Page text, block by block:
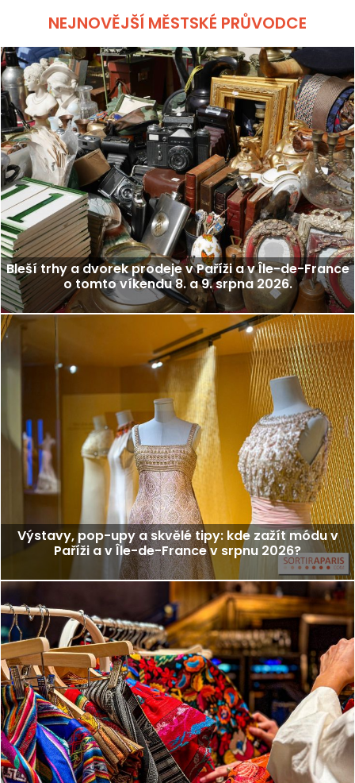
NEJNOVĚJŠÍ MĚSTSKÉ PRŮVODCE
Bleší trhy a dvorek prodeje v Paříži a v Île-de-France
o tomto víkendu 8. a 9. srpna 2026.
Výstavy, pop-upy a skvělé tipy: kde zažít módu v
Paříži a v Île-de-France v srpnu 2026?